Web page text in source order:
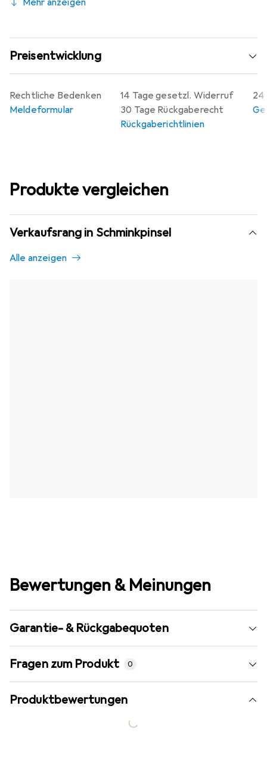
Mehr anzeigen
Preisentwicklung
14 Tage gesetzl. Widerruf
30 Tage Rückgaberecht
Rückgaberichtlinien
24
Rechtliche Bedenken
Meldeformular
Produkte vergleichen
Verkaufsrang in Schminkpinsel
Alle anzeigen
Bewertungen & Meinungen
Garantie- & Rückgabequoten
Fragen zum Produkt 0
Produktbewertungen